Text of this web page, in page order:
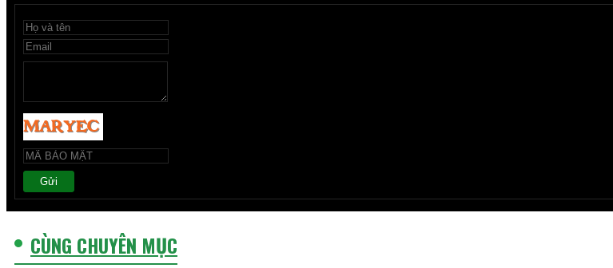
Gửi
CÙNG CHUYÊN MỤC